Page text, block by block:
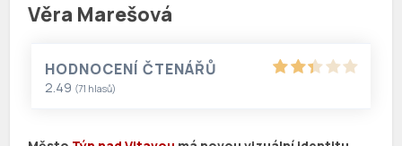
Věra Marešová
HODNOCENÍ ČTENÁŘŮ
2.49 (71 hlasů)